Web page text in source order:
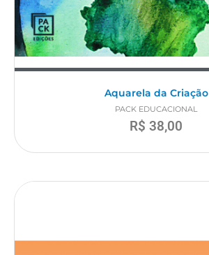
Aquarela da Criação
PACK EDUCACIONAL
R$ 38,00